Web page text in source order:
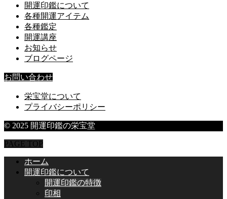
開運印鑑について
各種開運アイテム
各種鑑定
開運講座
お知らせ
ブログページ
お問い合わせ
栄宝堂について
プライバシーポリシー
© 2025 開運印鑑の栄宝堂
PAGE TOP
ホーム
開運印鑑について
開運印鑑の特徴
印相